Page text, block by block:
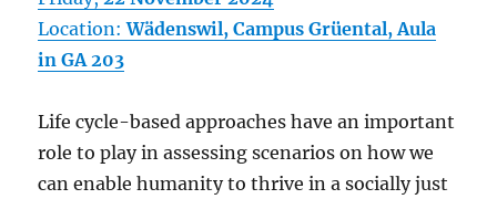
Location:Wädenswil, Campus Grüental, Aula
in GA 203
Life cycle-based approaches have an important
role to play in assessing scenarios on how we
can enable humanity to thrive in a socially just